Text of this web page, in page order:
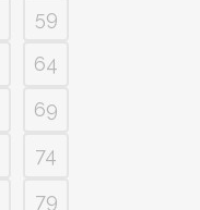
59
64
69
74
79